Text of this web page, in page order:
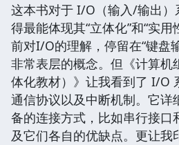
这本书对于 I/O（输入/输出）
得最能体现其“立体化”和“实用
前对I/O的理解，停留在“键盘
非常表层的概念。但《计算机
体化教材）》让我看到了 I/O
通信协议以及中断机制。它
备的连接方式，比如串行接口
及它们各自的优缺点。更让我